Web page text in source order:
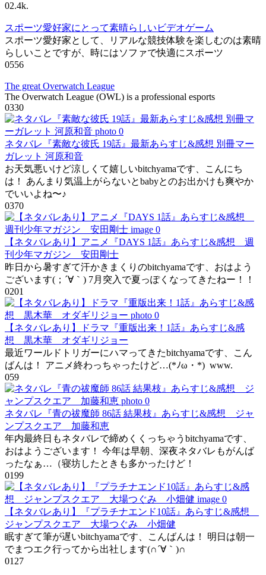
02.4k.
スポーツ愛好家にとって素晴らしいビデオゲーム
スポーツ愛好家として、リアルな競技体験を楽しむのは素晴
らしいことですが、時にはソファで快適にスポーツ
0556
The great Overwatch League
The Overwatch League (OWL) is a professional esports
0330
ネタバレ『素敵な彼氏 19話』最新あらすじ&感想 別冊マー
ガレット 河原和音
お天気悪いけど涼しくて嬉しいbitchyamaです、こんにち
は！ あんまり気温上がらないとbabyとのお出かけも爽やか
でいいよね〜♪
0370
【ネタバレあり】アニメ『DAYS 1話』あらすじ&感想 週
刊少年マガジン 安田剛士
昨日から暑すぎて汗かきまくりのbitchyamaです、おはよう
ございます(；´∀｀) 7月突入で夏っぽくなってきたねー！！
0201
【ネタバレあり】ドラマ『重版出来！1話』あらすじ&感
想 黒木華 オダギリジョー
最近ワールドトリガーにハマってきたbitchyamaです、こん
ばんは！ アニメ終わっちゃったけど…(*ﾉω・*) www.
059
ネタバレ『青の祓魔師 86話 結果枝』あらすじ&感想 ジャ
ンプスクエア 加藤和恵
年内最終日もネタバレで締めくくっちゃうbitchyamaです、
おはようございます！ 今年は早朝、深夜ネタバレもがんば
ったなぁ…（寝坊したときも多かったけど！
0199
【ネタバレあり】『プラチナエンド10話』あらすじ&感想
ジャンプスクエア 大場つぐみ 小畑健
眠すぎて筆が遅いbitchyamaです、こんばんは！ 明日は朝一
でまつエク行ってから出社します(∩´∀｀)∩
0127